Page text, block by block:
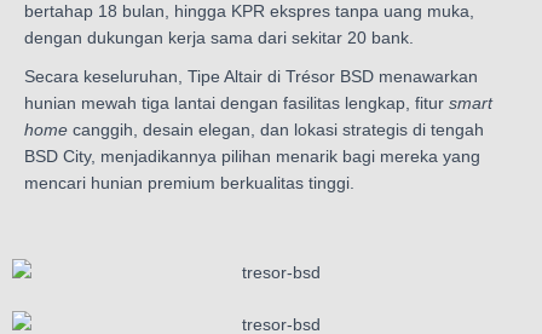
bertahap 18 bulan, hingga KPR ekspres tanpa uang muka,
dengan dukungan kerja sama dari sekitar 20 bank.
Secara keseluruhan, Tipe Altair di Trésor BSD menawarkan
hunian mewah tiga lantai dengan fasilitas lengkap, fitur smart
home canggih, desain elegan, dan lokasi strategis di tengah
BSD City, menjadikannya pilihan menarik bagi mereka yang
mencari hunian premium berkualitas tinggi.